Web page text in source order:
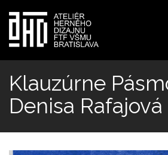
Skočiť
hlavný
obsah
Klauzúrne
Denisa Rafajová